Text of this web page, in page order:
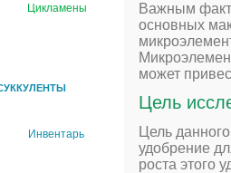
Цикламены
Инвентарь
Важным
основных
может
Цель
Цель
удобрение
роста этого